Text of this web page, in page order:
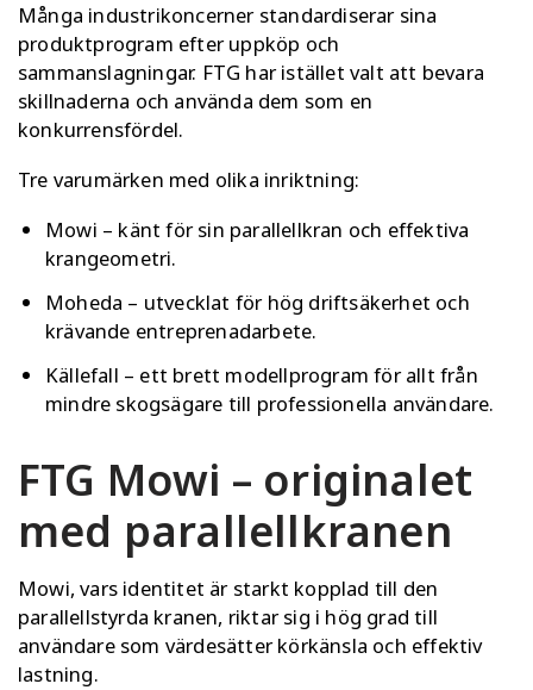
Många industrikoncerner standardiserar sina
produktprogram efter uppköp och
sammanslagningar. FTG har istället valt att bevara
skillnaderna och använda dem som en
konkurrensfördel.
Tre varumärken med olika inriktning:
Mowi – känt för sin parallellkran och effektiva
krangeometri.
Moheda – utvecklat för hög driftsäkerhet och
krävande entreprenadarbete.
Källefall – ett brett modellprogram för allt från
mindre skogsägare till professionella användare.
FTG Mowi – originalet
med parallellkranen
Mowi, vars identitet är starkt kopplad till den
parallellstyrda kranen, riktar sig i hög grad till
användare som värdesätter körkänsla och effektiv
lastning.